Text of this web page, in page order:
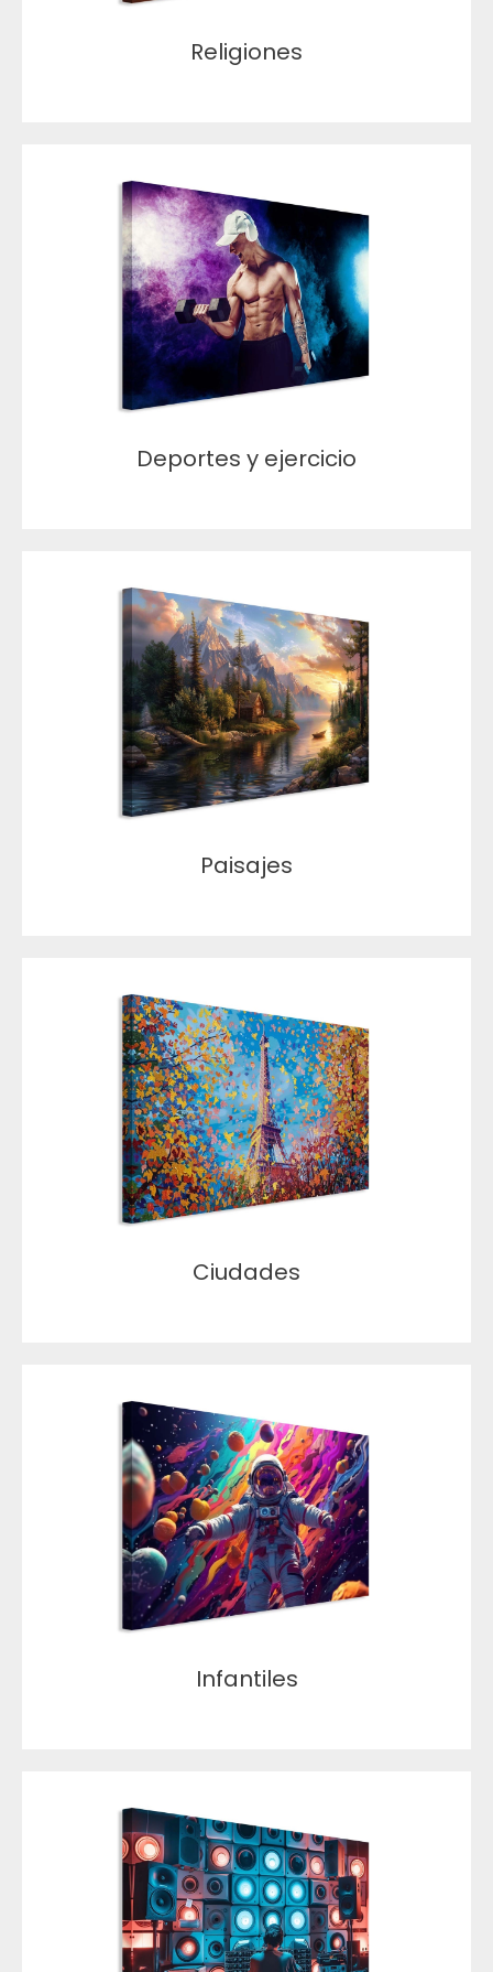
Religiones
Deportes y ejercicio
Paisajes
Ciudades
Infantiles